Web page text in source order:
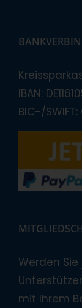
IBAN:
BIC-/SWIFT:
Werden
mit Ihrem